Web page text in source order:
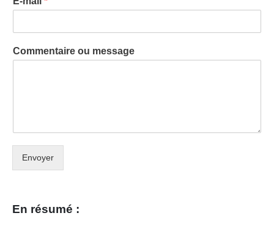
Commentaire ou message
Envoyer
En résumé :